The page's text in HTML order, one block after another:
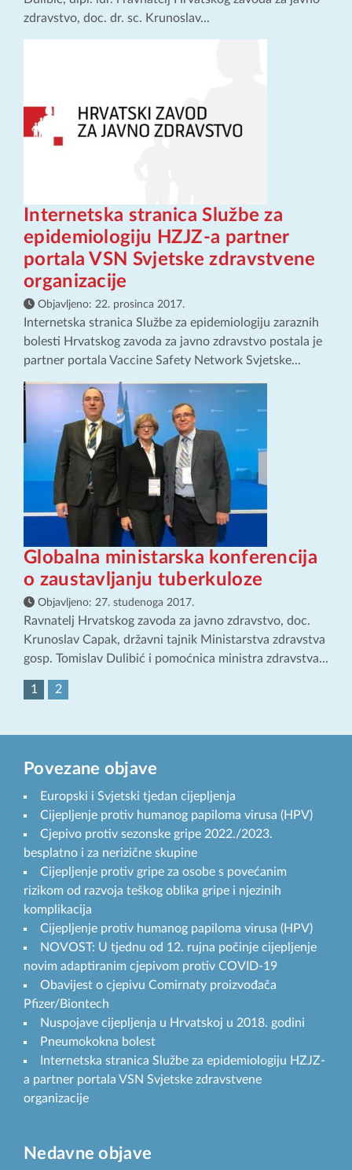
zdravstvo, doc. dr. sc. Krunoslav...
Internetska stranica Službe za
epidemiologiju HZJZ-a partner
portala VSN Svjetske zdravstvene
organizacije
Objavljeno: 22. prosinca 2017.
Internetska stranica Službe za epidemiologiju zaraznih
bolesti Hrvatskog zavoda za javno zdravstvo postala je
partner portala Vaccine Safety Network Svjetske...
Globalna ministarska konferencija
o zaustavljanju tuberkuloze
Objavljeno: 27. studenoga 2017.
Ravnatelj Hrvatskog zavoda za javno zdravstvo, doc.
Krunoslav Capak, državni tajnik Ministarstva zdravstva
gosp. Tomislav Dulibić i pomoćnica ministra zdravstva...
1 2
Povezane objave
Europski i Svjetski tjedan cijepljenja
Cijepljenje protiv humanog papiloma virusa (HPV)
Cjepivo protiv sezonske gripe 2022./2023.
besplatno i za nerizične skupine
Cijepljenje protiv gripe za osobe s povećanim
rizikom od razvoja teškog oblika gripe i njezinih
komplikacija
Cijepljenje protiv humanog papiloma virusa (HPV)
NOVOST: U tjednu od 12. rujna počinje cijepljenje
novim adaptiranim cjepivom protiv COVID-19
Obavijest o cjepivu Comirnaty proizvođača
Pfizer/Biontech
Nuspojave cijepljenja u Hrvatskoj u 2018. godini
Pneumokokna bolest
Internetska stranica Službe za epidemiologiju HZJZ-
a partner portala VSN Svjetske zdravstvene
organizacije
Nedavne objave